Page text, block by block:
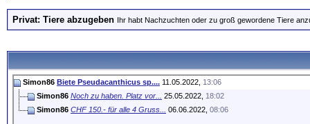
Privat: Tiere abzugeben Ihr habt Nachzuchten oder zu groß gewordene Tiere
Simon86 Biete Pseudacanthicus sp.... 11.05.2022, 13:06
Simon86 Noch zu haben. Platz vor... 25.05.2022, 18:02
Simon86 CHF 150.- für alle 4 Gruss... 06.06.2022, 08:06